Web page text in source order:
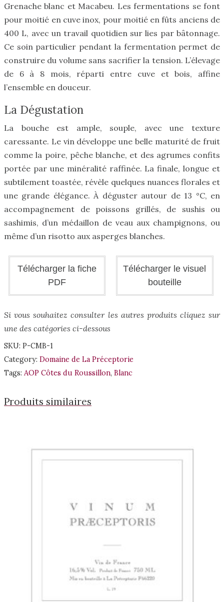
Grenache blanc et Macabeu. Les fermentations se font
pour moitié en cuve inox, pour moitié en fûts anciens de
400 L, avec un travail quotidien sur lies par bâtonnage.
Ce soin particulier pendant la fermentation permet de
construire du volume sans sacrifier la tension. L’élevage
de 6 à 8 mois, réparti entre cuve et bois, affine
l’ensemble en douceur.
La Dégustation
La bouche est ample, souple, avec une texture
caressante. Le vin développe une belle maturité de fruit
comme la poire, pêche blanche, et des agrumes confits
portée par une minéralité raffinée. La finale, longue et
subtilement toastée, révèle quelques nuances florales et
une grande élégance. À déguster autour de 13 °C, en
accompagnement de poissons grillés, de sushis ou
sashimis, d’un médaillon de veau aux champignons, ou
même d’un risotto aux asperges blanches.
Télécharger la fiche
PDF
Télécharger le visuel
bouteille
Si vous souhaitez consulter les autres produits cliquez sur
une des catégories ci-dessous
SKU: P-CMB-1
Category: Domaine de La Préceptorie
Tags: AOP Côtes du Roussillon, Blanc
Produits similaires